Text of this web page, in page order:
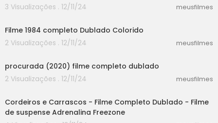
3 Visualizações . 12/11/24
meusfilmes
Filme 1984 completo Dublado Colorido
2 Visualizações . 12/11/24
meusfilmes
procurada (2020) filme completo dublado
2 Visualizações . 12/11/24
meusfilmes
Cordeiros e Carrascos - Filme Completo Dublado - Filme
de suspense Adrenalina Freezone